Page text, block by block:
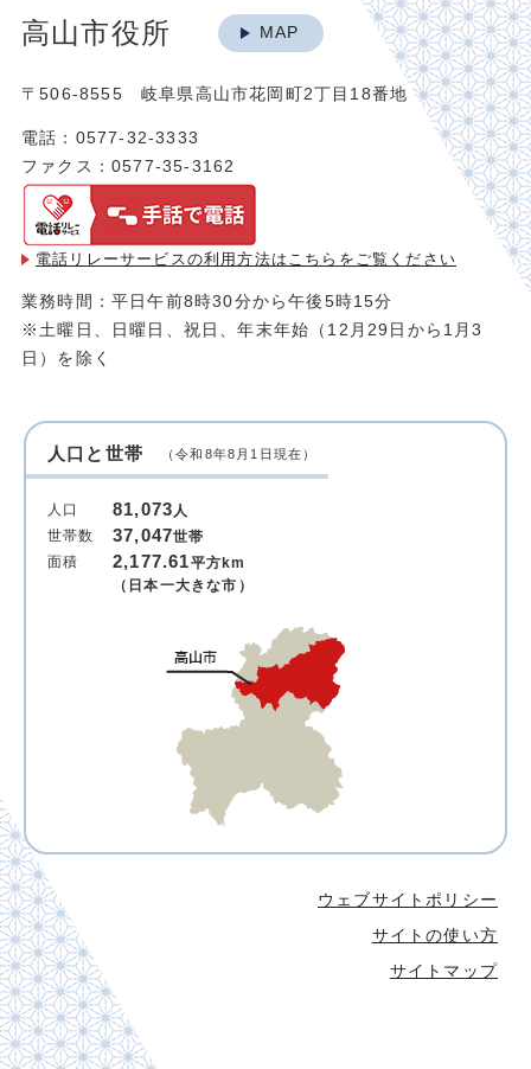
高山市役所 MAP
〒506-8555 岐阜県高山市花岡町2丁目18番地
電話：0577-32-3333
ファクス：0577-35-3162
電話リレーサービスの利用方法は こちらをご覧ください
業務時間：平日午前8時30分から午後5時15分
※土曜日、日曜日、祝日、年末年始（12月29日から1月3
日）を除く
人口と世帯 （令和8年8月1日現在）
人口 81,073人
世帯数
37,047世帯
面積
2,177.61平方km
（日本一大きな市）
ウェブサイトポリシー
サイトの使い方
サイトマップ